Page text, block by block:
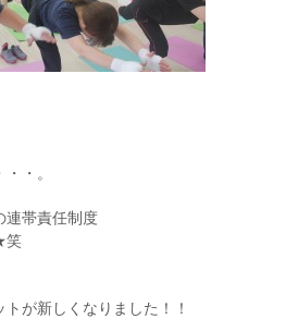
・。
連帯責任制度
笑
が新しくなりました！！